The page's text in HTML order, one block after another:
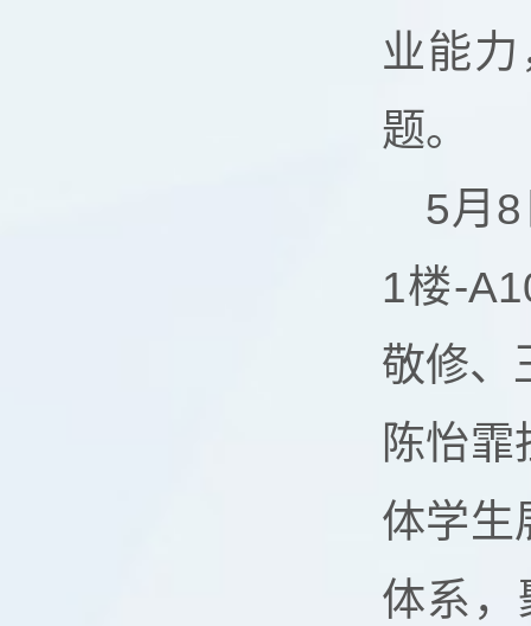
业能
题。
5月8
1楼-
敬修、
陈怡
体学生
体系